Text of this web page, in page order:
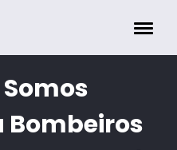
Bombeiros